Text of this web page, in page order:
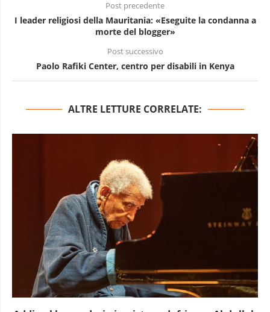
Post precedente
I leader religiosi della Mauritania: «Eseguite la condanna a
morte del blogger»
Post successivo
Paolo Rafiki Center, centro per disabili in Kenya
ALTRE LETTURE CORRELATE: